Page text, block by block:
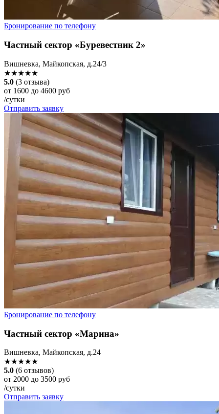
Бронирование по телефону
Частный сектор «Буревестник 2»
Вишневка, Майкопская, д.24/3
★★★★★
5.0 (3 отзыва)
от 1600 до 4600 руб
/сутки
Отправить заявку
Бронирование по телефону
Частный сектор «Марина»
Вишневка, Майкопская, д.24
★★★★★
5.0 (6 отзывов)
от 2000 до 3500 руб
/сутки
Отправить заявку